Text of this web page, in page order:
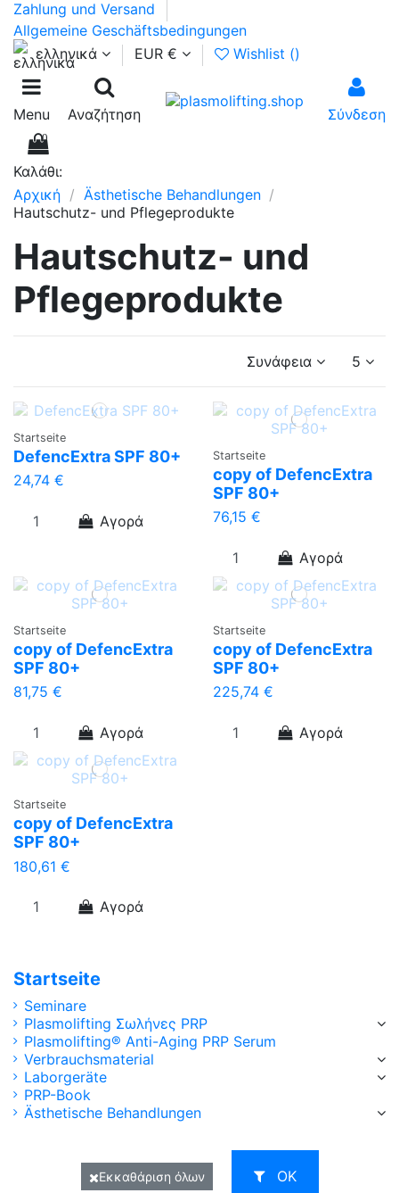
Zahlung und Versand
Allgemeine Geschäftsbedingungen
ελληνικά
EUR € Wishlist ()
Menu Αναζήτηση Σύνδεση
0
Καλάθι:
Αρχική
Ästhetische Behandlungen
Hautschutz- und Pflegeprodukte
Hautschutz- und
Pflegeprodukte
Συνάφεια 5
Startseite
DefencExtra SPF 80+
24,74 €
Αγορά
Startseite
copy of DefencExtra
SPF 80+
76,15 €
Αγορά
Startseite
copy of DefencExtra
SPF 80+
81,75 €
Αγορά
Startseite
copy of DefencExtra
SPF 80+
225,74 €
Αγορά
Startseite
copy of DefencExtra
SPF 80+
180,61 €
Αγορά
Startseite
Seminare
Plasmolifting Σωλήνες PRP
Plasmolifting® Anti-Aging PRP Serum
Verbrauchsmaterial
Laborgeräte
PRP-Book
Ästhetische Behandlungen
Εκκαθάριση όλων ΟΚ